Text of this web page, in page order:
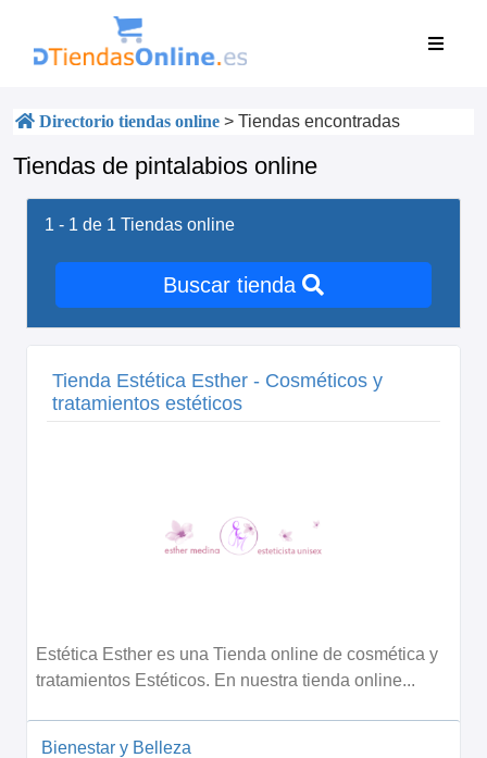
Directorio tiendas online > Tiendas encontradas
Tiendas de pintalabios online
1 - 1 de 1 Tiendas online
Buscar tienda
Tienda Estética Esther - Cosméticos y
tratamientos estéticos
Estética Esther es una Tienda online de cosmética y
tratamientos Estéticos. En nuestra tienda online...
Bienestar y Belleza